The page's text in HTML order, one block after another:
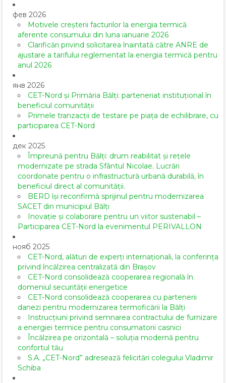
фев 2026
Motivele creșterii facturilor la energia termică
aferente consumului din luna ianuarie 2026
Clarificări privind solicitarea înaintată către ANRE de
ajustare a tarifului reglementat la energia termică pentru
anul 2026
янв 2026
CET-Nord și Primăria Bălți: parteneriat instituțional în
beneficiul comunității
Primele tranzacții de testare pe piața de echilibrare, cu
participarea CET-Nord
дек 2025
Împreună pentru Bălți: drum reabilitat și rețele
modernizate pe strada Sfântul Nicolae. Lucrări
coordonate pentru o infrastructură urbană durabilă, în
beneficiul direct al comunității.
BERD își reconfirmă sprijinul pentru modernizarea
SACET din municipiul Bălți
Inovație și colaborare pentru un viitor sustenabil –
Participarea CET-Nord la evenimentul PERIVALLON
нояб 2025
CET-Nord, alături de experți internaționali, la conferința
privind încălzirea centralizată din Brașov
CET-Nord consolidează cooperarea regională în
domeniul securității energetice
CET-Nord consolidează cooperarea cu partenerii
danezi pentru modernizarea termoficării la Bălți
Instrucțiuni privind semnarea contractului de furnizare
a energiei termice pentru consumatorii casnici
Încălzirea pe orizontală – soluția modernă pentru
confortul tău
S.A. „CET-Nord” adresează felicitări colegului Vladimir
Schiba